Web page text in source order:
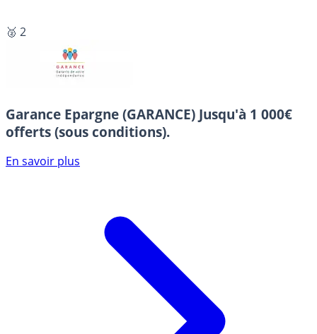
🥈 2
Garance Epargne (GARANCE) Jusqu'à 1 000€
offerts (sous conditions).
En savoir plus